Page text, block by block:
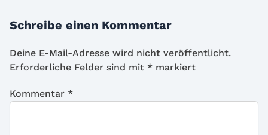
Schreibe einen Kommentar
Deine E-Mail-Adresse wird nicht veröffentlicht.
Erforderliche Felder sind mit * markiert
Kommentar *